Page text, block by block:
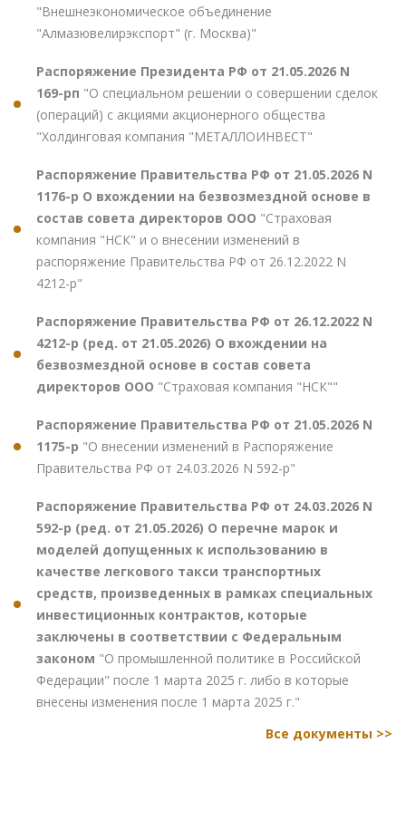
"Внешнеэкономическое объединение
"Алмазювелирэкспорт" (г. Москва)"
Распоряжение Президента РФ от 21.05.2026 N
169-рп "О специальном решении о совершении сделок
(операций) с акциями акционерного общества
"Холдинговая компания "МЕТАЛЛОИНВЕСТ"
Распоряжение Правительства РФ от 21.05.2026 N
1176-р О вхождении на безвозмездной основе в
состав совета директоров ООО "Страховая
компания "НСК" и о внесении изменений в
распоряжение Правительства РФ от 26.12.2022 N
4212-р"
Распоряжение Правительства РФ от 26.12.2022 N
4212-р (ред. от 21.05.2026) О вхождении на
безвозмездной основе в состав совета
директоров ООО "Страховая компания "НСК""
Распоряжение Правительства РФ от 21.05.2026 N
1175-р "О внесении изменений в Распоряжение
Правительства РФ от 24.03.2026 N 592-р"
Распоряжение Правительства РФ от 24.03.2026 N
592-р (ред. от 21.05.2026) О перечне марок и
моделей допущенных к использованию в
качестве легкового такси транспортных
средств, произведенных в рамках специальных
инвестиционных контрактов, которые
заключены в соответствии с Федеральным
законом "О промышленной политике в Российской
Федерации" после 1 марта 2025 г. либо в которые
внесены изменения после 1 марта 2025 г."
Все документы >>